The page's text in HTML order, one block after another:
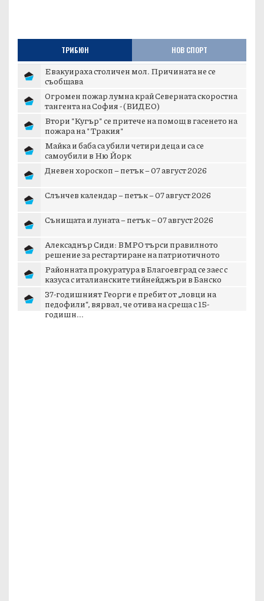
ТРИБЮН НОВ СПОРТ
Евакуираха столичен мол. Причината не се
съобщава
Огромен пожар лумна край Северната скоростна
тангента на София - (ВИДЕО)
Втори "Кугър" се притече на помощ в гасенето на
пожара на "Тракия"
Майка и баба са убили четири деца и са се
самоубили в Ню Йорк
Дневен хороскоп – петък – 07 август 2026
Слънчев календар – петък – 07 август 2026
Сънищата и луната – петък – 07 август 2026
Алексаднър Сиди: ВМРО търси правилното
решение за рестартиране на патриотичното
пространст...
Районната прокуратура в Благоевград се заес с
казуса с италианските тийнейджъри в Банско
37-годишният Георги е пребит от „ловци на
педофили“, вярвал, че отива на среща с 15-
годишн...